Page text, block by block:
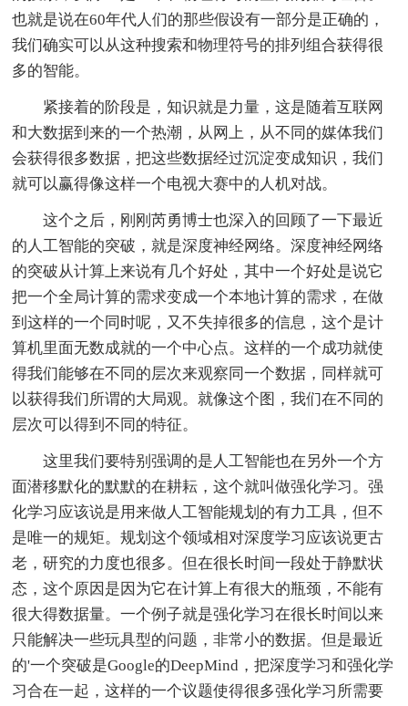
也就是说在60年代人们的那些假设有一部分是正确的，
我们确实可以从这种搜索和物理符号的排列组合获得很
多的智能。
紧接着的阶段是，知识就是力量，这是随着互联网
和大数据到来的一个热潮，从网上，从不同的媒体我们
会获得很多数据，把这些数据经过沉淀变成知识，我们
就可以赢得像这样一个电视大赛中的人机对战。
这个之后，刚刚芮勇博士也深入的回顾了一下最近
的人工智能的突破，就是深度神经网络。深度神经网络
的突破从计算上来说有几个好处，其中一个好处是说它
把一个全局计算的需求变成一个本地计算的需求，在做
到这样的一个同时呢，又不失掉很多的信息，这个是计
算机里面无数成就的一个中心点。这样的一个成功就使
得我们能够在不同的层次来观察同一个数据，同样就可
以获得我们所谓的大局观。就像这个图，我们在不同的
层次可以得到不同的特征。
这里我们要特别强调的是人工智能也在另外一个方
面潜移默化的默默的在耕耘，这个就叫做强化学习。强
化学习应该说是用来做人工智能规划的有力工具，但不
是唯一的规矩。规划这个领域相对深度学习应该说更古
老，研究的力度也很多。但在很长时间一段处于静默状
态，这个原因是因为它在计算上有很大的瓶颈，不能有
很大得数据量。一个例子就是强化学习在很长时间以来
只能解决一些玩具型的问题，非常小的数据。但是最近
的'一个突破是Google的DeepMind，把深度学习和强化学
习合在一起，这样的一个议题使得很多强化学习所需要